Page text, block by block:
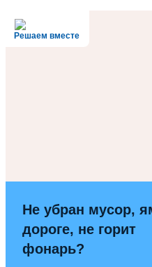
Решаем вместе
Не убран мусор,
дороге, не горит
фонарь?